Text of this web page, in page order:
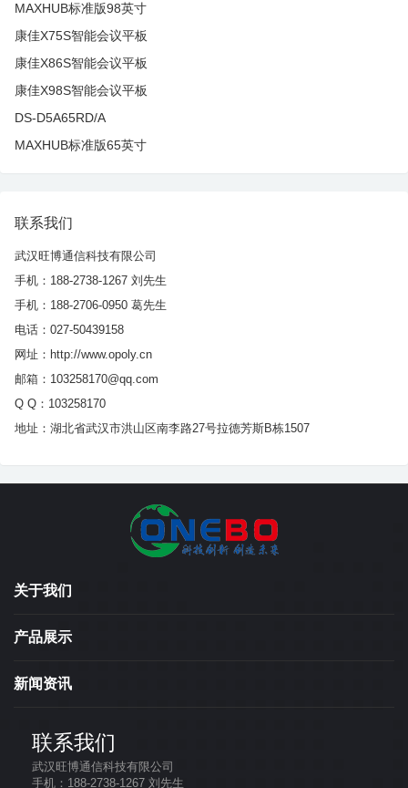
MAXHUB标准版98英寸
康佳X75S智能会议平板
康佳X86S智能会议平板
康佳X98S智能会议平板
DS-D5A65RD/A
MAXHUB标准版65英寸
联系我们
武汉旺博通信科技有限公司
手机：188-2738-1267 刘先生
手机：188-2706-0950 葛先生
电话：027-50439158
网址：http://www.opoly.cn
邮箱：103258170@qq.com
Q Q：103258170
地址：湖北省武汉市洪山区南李路27号拉德芳斯B栋1507
关于我们
产品展示
新闻资讯
联系我们
武汉旺博通信科技有限公司
手机：188-2738-1267 刘先生